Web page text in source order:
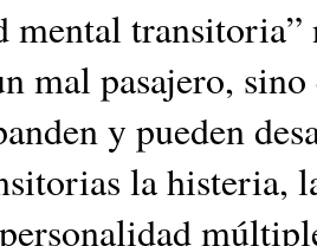
mental transitoria”
mal pasajero,
y pueden
la histeria,